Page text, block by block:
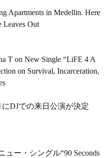
Apartments in Medellin. Here
Leaves Out
T on New Single “LiFE 4 A
on Survival, Incarceration,
DJでの来日公演が決定
ュー・シングル“90 Seconds